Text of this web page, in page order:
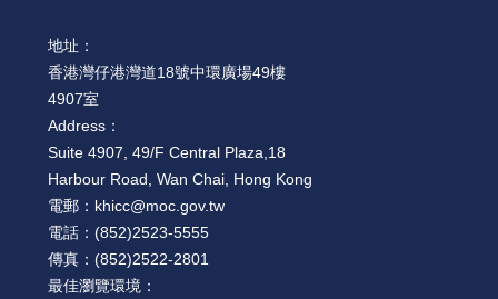
地址：
香港灣仔港灣道18號中環廣場49樓
4907室
Address：
Suite 4907, 49/F Central Plaza,18
Harbour Road, Wan Chai, Hong Kong
電郵： khicc@moc.gov.tw
電話： (852)2523-5555
傳真： (852)2522-2801
最佳瀏覽環境：